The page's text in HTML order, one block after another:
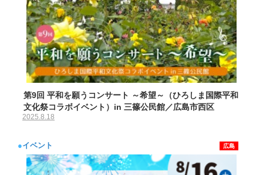
第9回 平和を願うコンサート ～希望～（ひろしま国際平和
文化祭コラボイベント）in 三篠公民館／広島市西区
2025.8.18
●イベント 広島